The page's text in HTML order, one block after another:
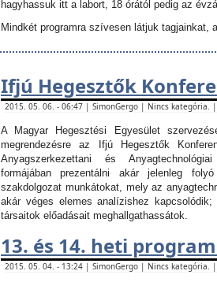
hagyhassuk itt a labort, 18 órától pedig az
Mindkét programra szívesen látjuk
Ifjú Hegesztők
2015. 05. 06. - 06:47 | SimonGergo | Nincs kategória. |
A Magyar Hegesztési Egyesület
megrendezésre az Ifjú Hegesztők
Anyagszerkezettani és
formájában prezentálni akár jelenleg
szakdolgozat munkátokat, mely az
akár véges elemes analízishez
társaitok előadásait meghallgathassátok.
13. és 14. heti
2015. 05. 04. - 13:24 | SimonGergo | Nincs kategória. |